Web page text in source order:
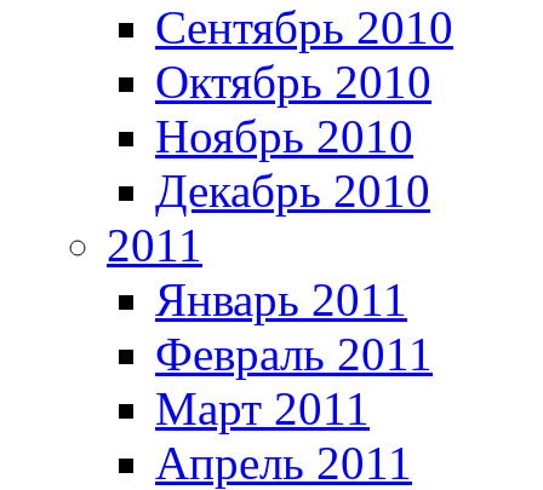
Сентябрь 2010
Октябрь 2010
Ноябрь 2010
Декабрь 2010
2011
Январь 2011
Февраль 2011
Март 2011
Апрель 2011